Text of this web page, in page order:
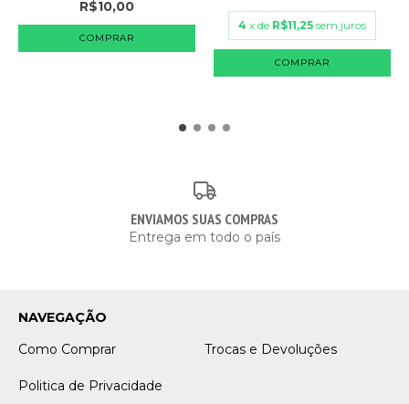
R$10,00
COMPRAR
4 x de R$11,25 sem juros
COMPRAR
ENVIAMOS SUAS COMPRAS
Entrega em todo o país
NAVEGAÇÃO
Como Comprar
Trocas e Devoluções
Politica de Privacidade